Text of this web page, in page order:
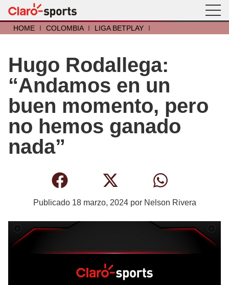
HOME I COLOMBIA I LIGA BETPLAY I
Hugo Rodallega:
“Andamos en un
buen momento, pero
no hemos ganado
nada”
Publicado 18 marzo, 2024por Nelson Rivera